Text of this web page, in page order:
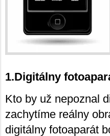
1.Digitálny
Kto by už nepoznal
zachytíme reálny
digitálny fotoaparát